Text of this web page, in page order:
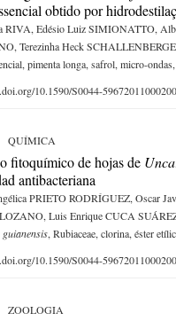
obtido por
RIVA, Edésio Luiz SIMIONATTO,
Terezinha Heck
pimenta longa, safrol, micro-ondas,
10.1590/S0044-
QUÍMICA
fitoquímico de hojas de
antibacteriana
PRIETO RODRÍGUEZ, Oscar
Luis Enrique CUCA
, Rubiaceae, clorina, éster
10.1590/S0044-
ZOOLOGIA